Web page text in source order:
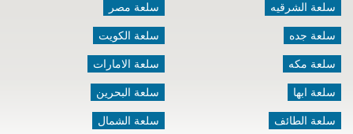
سلعة الشرقيه
سلعة جده
سلعة مكه
سلعة ابها
سلعة الطائف
سلعة مصر
سلعة الكويت
سلعة الامارات
سلعة البحرين
سلعة الشمال